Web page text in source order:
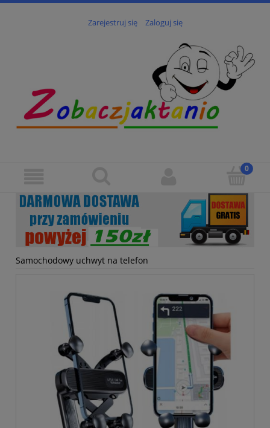
Zarejestruj się Zaloguj się
Samochodowy uchwyt na telefon